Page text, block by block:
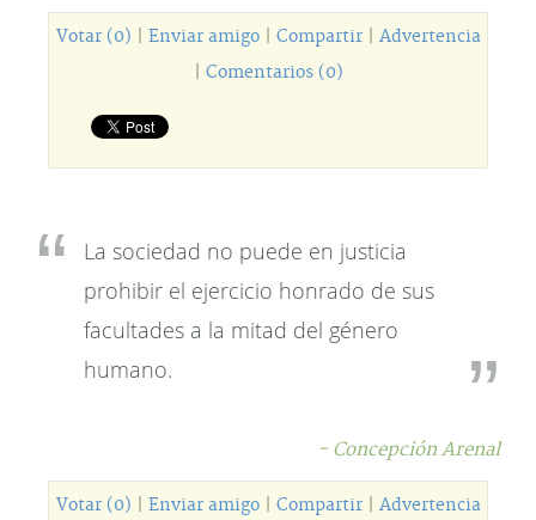
Votar (0) Enviar amigo| Compartir| Advertencia
Comentarios (0)
La sociedad no puede en justicia
prohibir el ejercicio honrado de sus
facultades a la mitad del género
humano.
- Concepción Arenal
Votar (0) Enviar amigo| Compartir| Advertencia